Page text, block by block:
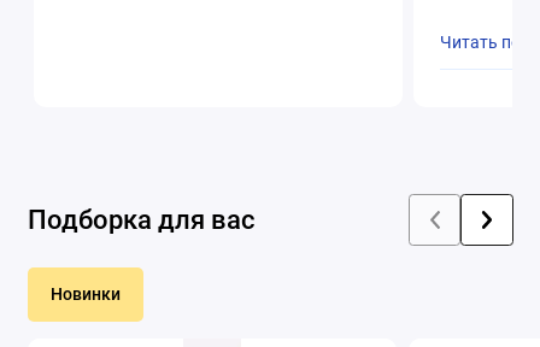
Читать
Подборка для вас
Новинки